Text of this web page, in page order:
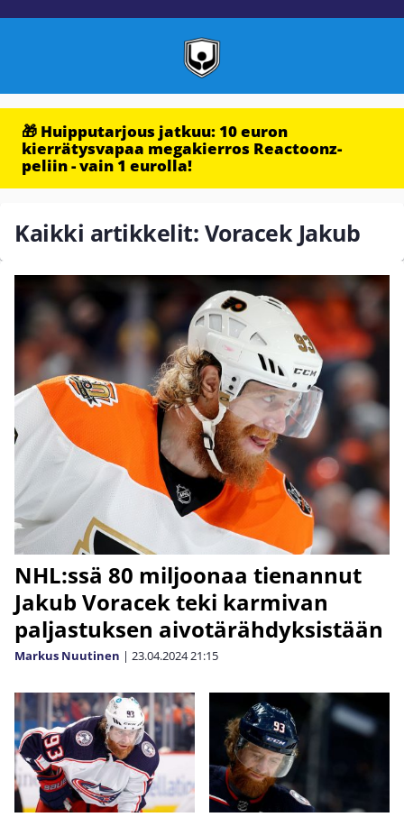
🎁 Huipputarjous jatkuu: 10 euron
kierrätysvapaa megakierros Reactoonz-
peliin - vain 1 eurolla!
Kaikki artikkelit: Voracek Jakub
NHL:ssä 80 miljoonaa tienannut
Jakub Voracek teki karmivan
paljastuksen aivotärähdyksistään
Markus Nuutinen | 23.04.202421:15